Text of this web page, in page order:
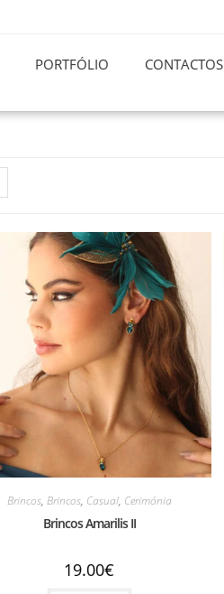
PORTFÓLIO CONTACTOS
Brincos, Brincos, Casual, Cerimónia
Brincos Amarilis II
19.00€